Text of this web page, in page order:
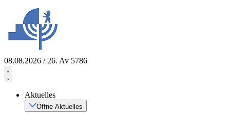
springen
08.08.2026 / 26. Av 5786
Aktuelles
Öffne Aktuelles